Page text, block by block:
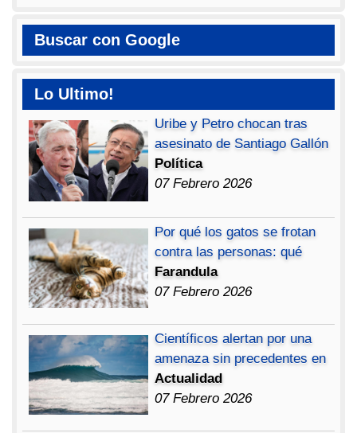
Buscar con Google
Lo Ultimo!
Uribe y Petro chocan tras
asesinato de Santiago Gallón
Política
07 Febrero 2026
Por qué los gatos se frotan
contra las personas: qué
Farandula
07 Febrero 2026
Científicos alertan por una
amenaza sin precedentes en
Actualidad
07 Febrero 2026